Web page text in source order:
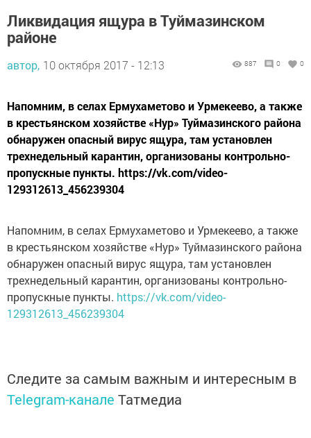
Ликвидация ящура в Туймазинском
районе
автор, 10 октября 2017 - 12:13 887 0 0
Напомним, в селах Ермухаметово и Урмекеево, а также
в крестьянском хозяйстве «Нур» Туймазинского района
обнаружен опасный вирус ящура, там установлен
трехнедельный карантин, организованы контрольно-
пропускные пункты. https://vk.com/video-
129312613_456239304
Напомним, в селах Ермухаметово и Урмекеево, а также
в крестьянском хозяйстве «Нур» Туймазинского района
обнаружен опасный вирус ящура, там установлен
трехнедельный карантин, организованы контрольно-
пропускные пункты. https://vk.com/video-
129312613_456239304
Следите за самым важным и интересным в
Telegram-канале Татмедиа